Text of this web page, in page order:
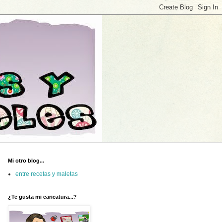
Mi otro blog...
entre recetas y maletas
¿Te gusta mi caricatura...?